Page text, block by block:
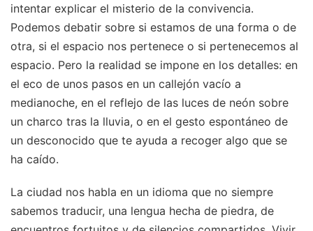
intentar explicar el misterio de la convivencia.
Podemos debatir sobre si estamos de una forma o de
otra, si el espacio nos pertenece o si pertenecemos al
espacio. Pero la realidad se impone en los detalles: en
el eco de unos pasos en un callejón vacío a
medianoche, en el reflejo de las luces de neón sobre
un charco tras la lluvia, o en el gesto espontáneo de
un desconocido que te ayuda a recoger algo que se
ha caído.
La ciudad nos habla en un idioma que no siempre
sabemos traducir, una lengua hecha de piedra, de